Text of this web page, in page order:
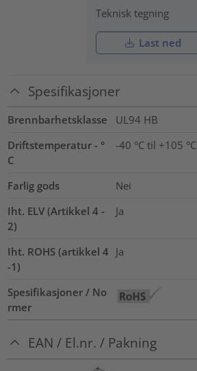
Teknisk tegning
Last ned
Spesifikasjoner
Brennbarhetsklasse
UL94 HB
Driftstemperatur - °
C
-40 °C til +105 °C
Farlig gods
Nei
Iht. ELV (Artikkel 4 -
2)
Ja
Iht. ROHS (artikkel 4
-1)
Ja
Spesifikasjoner / No
rmer
EAN / El.nr. / Pakning